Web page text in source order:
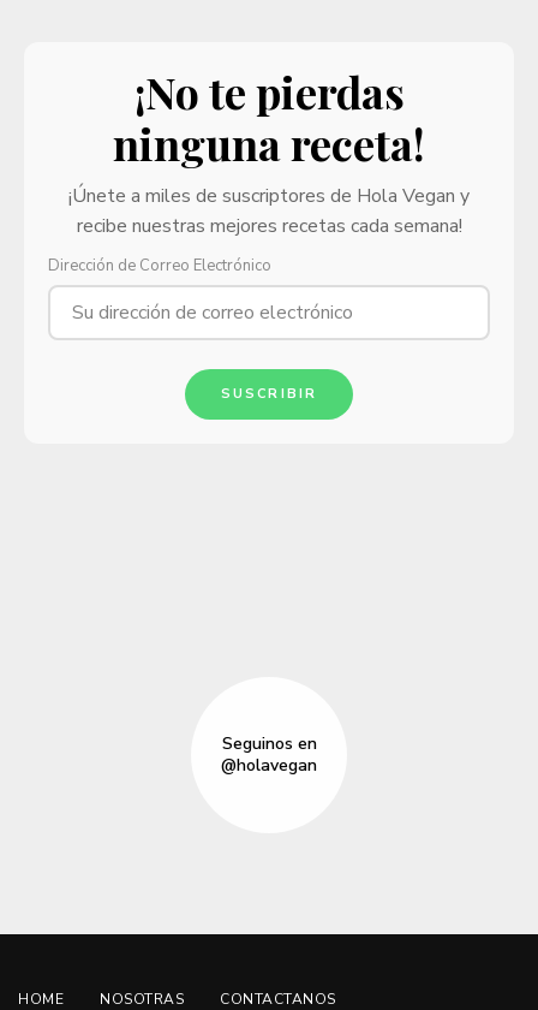
¡No te pierdas
ninguna receta!
¡Únete a miles de suscriptores de Hola Vegan y
recibe nuestras mejores recetas cada semana!
Dirección de Correo Electrónico
SUSCRIBIR
Seguinos en
@holavegan
HOME NOSOTRAS CONTACTANOS